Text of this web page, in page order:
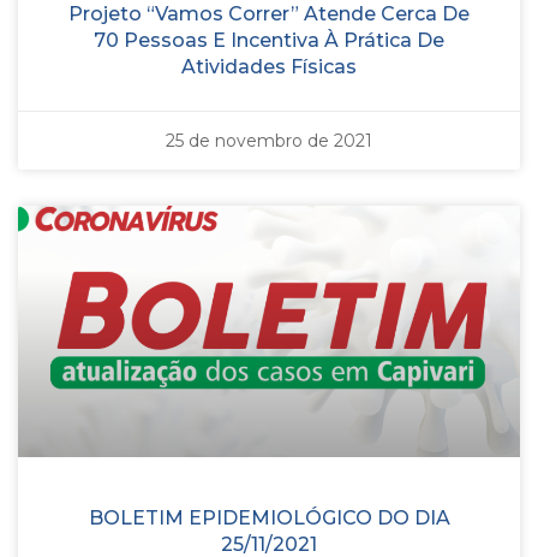
Projeto “Vamos Correr” Atende Cerca De
70 Pessoas E Incentiva À Prática De
Atividades Físicas
25 de novembro de 2021
BOLETIM EPIDEMIOLÓGICO DO DIA
25/11/2021